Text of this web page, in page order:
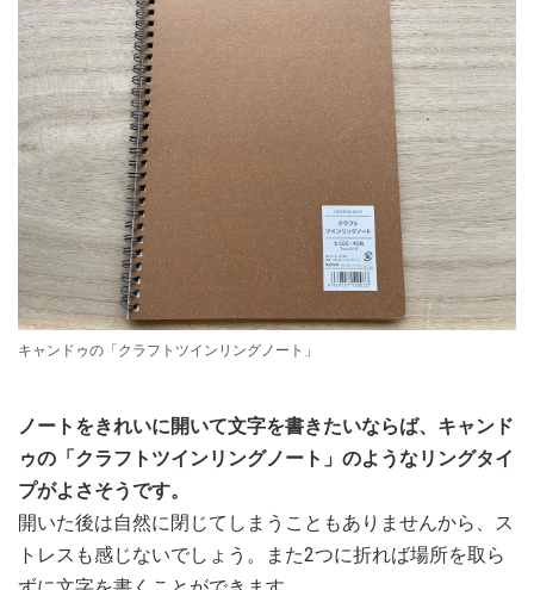
キャンドゥの「クラフトツインリングノート」
ノートをきれいに開いて文字を書きたいならば、キャンド
ゥの「クラフトツインリングノート」のようなリングタイ
プがよさそうです。
開いた後は自然に閉じてしまうこともありませんから、ス
トレスも感じないでしょう。また2つに折れば場所を取ら